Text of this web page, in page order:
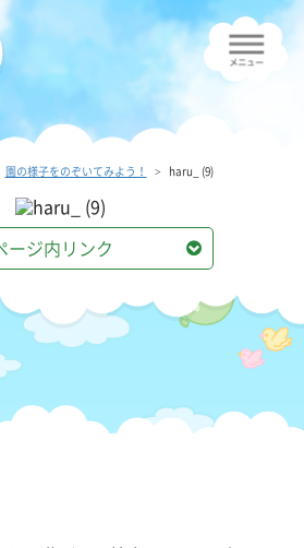
園の様子をのぞいてみよう！ haru_ (9)
ージ内リンク